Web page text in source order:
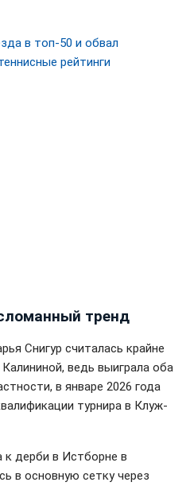
в топ-50 и обвал
рейтинги
тренд
Снигур считалась крайне
ведь выиграла оба
в январе 2026 года
турнира в Клуж-
дерби в Истборне в
в основную сетку через